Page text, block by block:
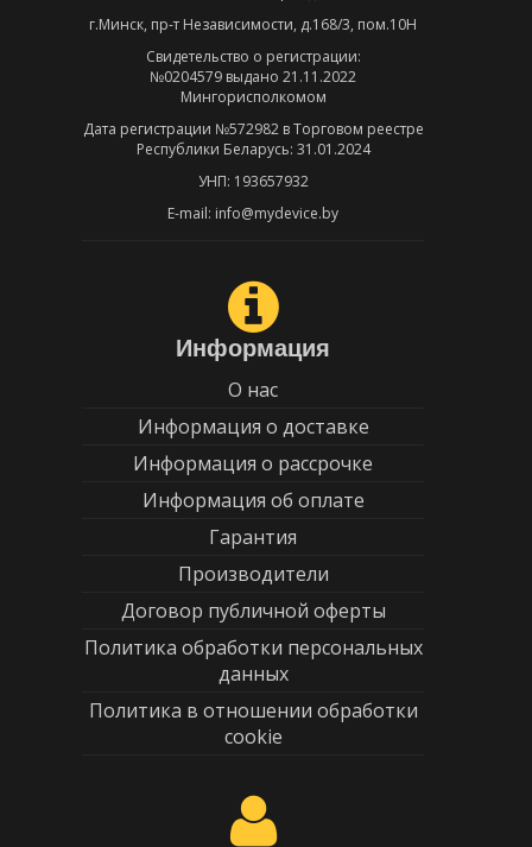
г.Минск, пр-т Независимости, д.168/3, пом.10Н
Свидетельство о регистрации:
№0204579 выдано 21.11.2022
Мингорисполкомом
Дата регистрации №572982 в Торговом реестре
Республики Беларусь: 31.01.2024
УНП: 193657932
E-mail: info@mydevice.by
Информация
О нас
Информация о доставке
Информация о рассрочке
Информация об оплате
Гарантия
Производители
Договор публичной оферты
Политика обработки персональных
данных
Политика в отношении обработки
cookie